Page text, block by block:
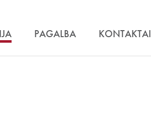
PAGALBA KONTAKTAI